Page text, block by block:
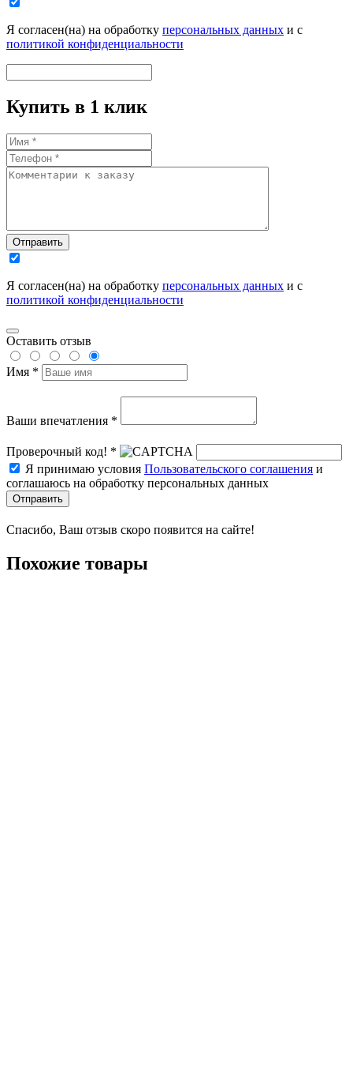
Я согласен(на) на обработку персональных данных и с
политикой конфиденциальности
Купить в 1 клик
Отправить
Я согласен(на) на обработку персональных данных и с
политикой конфиденциальности
Оставить отзыв
Имя *
Ваши впечатления *
Проверочный код! *
Я принимаю условия Пользовательского соглашения и
соглашаюсь на обработку персональных данных
Отправить
Спасибо, Ваш отзыв скоро появится на сайте!
Похожие товары